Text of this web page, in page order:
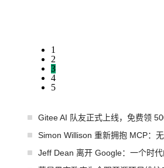
1
2
3
4
5
Gitee AI 队友正式上线，免费领
Simon Willison 重新拥抱 MCP：
Jeff Dean 离开 Google：一个时